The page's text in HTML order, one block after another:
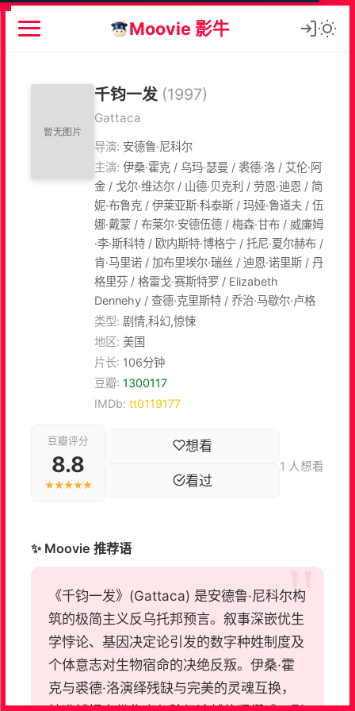
Moovie 影牛
千钧一发 (1997)
Gattaca
导演: 安德鲁·尼科尔
主演: 伊桑·霍克 / 乌玛·瑟曼 / 裘德·洛 / 艾伦·阿
金 / 戈尔·维达尔 / 山德·贝克利 / 劳恩·迪恩 / 简
妮·布鲁克 / 伊莱亚斯·科泰斯 / 玛娅·鲁道夫 / 伍
娜·戴蒙 / 布莱尔·安德伍德 / 梅森·甘布 / 威廉姆
·李·斯科特 / 欧内斯特·博格宁 / 托尼·夏尔赫布 /
肯·马里诺 / 加布里埃尔·瑞丝 / 迪恩·诺里斯 / 丹
格里芬 / 格雷戈·赛斯特罗 / Elizabeth
Dennehy / 查德·克里斯特 / 乔治·马歇尔·卢格
类型: 剧情,科幻,惊悚
地区: 美国
片长: 106分钟
豆瓣: 1300117
IMDb: tt0119177
豆瓣评分
8.8
★★★★★
想看
看过
1 人想看
✨ Moovie 推荐语
《千钧一发》(Gattaca) 是安德鲁·尼科尔构
筑的极简主义反乌托邦预言。叙事深嵌优生
学悖论、基因决定论引发的数字种姓制度及
个体意志对生物宿命的决绝反叛。伊桑·霍
克与裘德·洛演绎残缺与完美的灵魂互换，